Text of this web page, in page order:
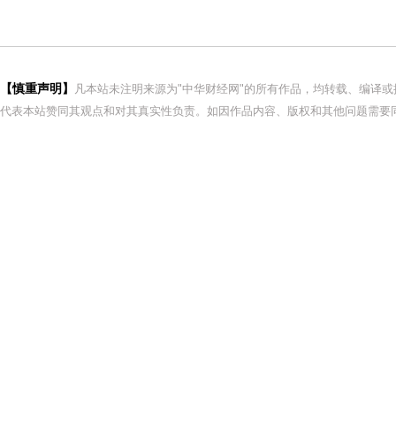
【慎重声明】
凡本站未注明来源为"中华财经网"的所有作品，均转载、编译
代表本站赞同其观点和对其真实性负责。如因作品内容、版权和其他问题需